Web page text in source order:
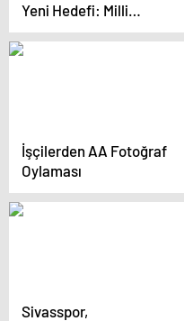
Yeni Hedefi: Milli
Sporcu Olmak
İşçilerden AA Fotoğraf
Oylaması
Sivasspor,